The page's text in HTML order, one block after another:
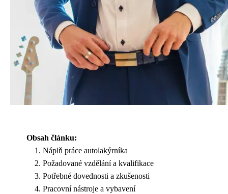
Obsah článku:
Náplň práce autolakýrníka
Požadované vzdělání a kvalifikace
Potřebné dovednosti a zkušenosti
Pracovní nástroje a vybavení